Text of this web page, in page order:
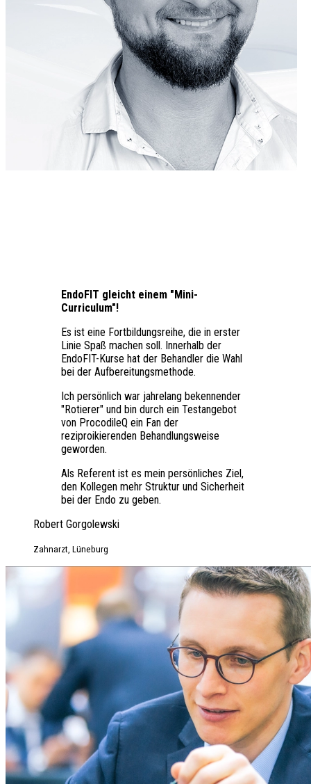
EndoFIT gleicht einem "Mini-
Curriculum"!
Es ist eine Fortbildungsreihe, die in erster
Linie Spaß machen soll. Innerhalb der
EndoFIT-Kurse hat der Behandler die Wahl
bei der Aufbereitungsmethode.
Ich persönlich war jahrelang bekennender
"Rotierer" und bin durch ein Testangebot
von ProcodileQ ein Fan der
reziproikierenden Behandlungsweise
geworden.
Als Referent ist es mein persönliches Ziel,
den Kollegen mehr Struktur und Sicherheit
bei der Endo zu geben.
Robert Gorgolewski
Zahnarzt, Lüneburg